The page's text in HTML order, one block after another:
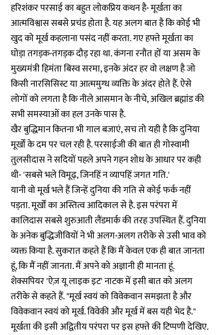
हरिशंकर परसाई का बहुत लोकप्रिय कथन है- मूर्खता का
आत्मविश्वास सबसे प्रचंड होता है. यह अलग बात है कि कोई भी
खुद को मूर्ख कहलाना पसंद नहीं करता. गए हफ्ते मूर्खता का
घोड़ा तगड़क-तगड़क दौड़ रहा था. कंगना रनौत हों या असम के
मुख्यमंत्री हिमंता बिस्व सरमा, इनके अंदर हर वो लक्षण है जो
किसी नारसिसिस्ट या आत्ममुग्ध व्यक्ति के अंदर होते हैं. ऐसे
लोगों को लगता है कि नीले आसमान के नीचे, अखिल ब्रह्मांड की
सभी समस्याओं का हल उनके पास है.
खैर बुद्धिमान कितना भी गाल बजाएं, सच तो यही है कि दुनिया
मूर्खों के दम पर चल रही है. परसाईजी की बात ही गोस्वामी
तुलसीदास ने सदियों पहले अपने गहन शोध के आधार पर कही
थी- 'सबसे भले विमूढ़, जिनहिं न व्यापहिं जगत गति.'
यानी वो मूर्ख भले हैं जिन्हें दुनिया की गति से कोई फर्क नहीं
पड़ता. मूर्खों का अस्तित्व आदिकाल से है. इस परंपरा में
कालिदास सबसे शुरुआती लैंडमार्क की तरह उपस्थित हैं. दुनिया
के अनेक बुद्धिजीवियों ने भी अलग-अलग तरीके से उसी भाव को
व्यक्त किया है. सुकरात कहते हैं कि मैं केवल एक ही बात जानता
हूं, कि मैं नहीं जानता. मैं अपने को अज्ञानी ही मानता हूं.
शेक्सपियर 'ऐज़ यू लाइक इट' नाटक में इसी बात को अलग
तरीके से कहते हैं. "मूर्ख स्वयं को विवेकवान समझता है और
विवेकवान स्वयं को मूर्ख. विवेकी और मूर्ख में बस यही भेद है."
मूर्खता की इसी अद्वितीय परंपरा पर इस हफ्ते की टिप्पणी देखिए.